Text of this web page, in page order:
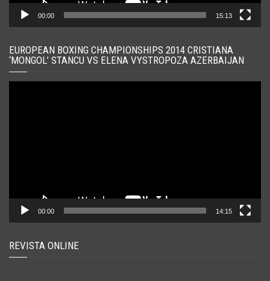
00:00 15:13
EUROPEAN BOXING CHAMPIONSHIPS 2014 CRISTIANA
‘MONGOL’ STANCU VS ELENA VYSTROPOZA AZERBAIJAN
00:00 14:15
REVISTA ONLINE